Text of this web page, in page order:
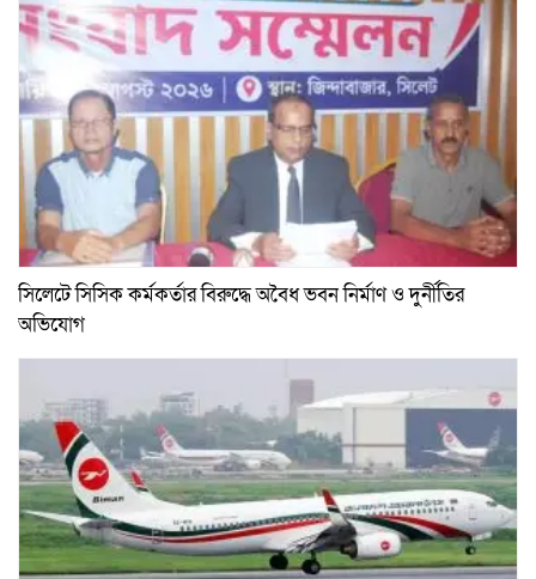
সিলেটে সিসিক কর্মকর্তার বিরুদ্ধে অবৈধ ভবন নির্মাণ ও দুর্নীতির
অভিযোগ